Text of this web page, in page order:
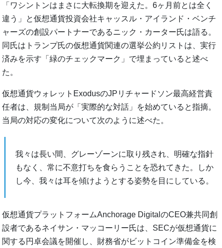
「ワシントンはまさに大転換期を迎えた。6ヶ月前とは全く
違う」と仮想通貨投資会社キャッスル・アイランド・ベンチ
ャーズの創設パートナーであるニック・カーター氏は語る。
同氏はトランプ氏の仮想通貨関連の選挙公約リストは、実行
済みを示す「緑のチェックマーク」で埋まっていると述べ
た。
仮想通貨ウォレットExodusのJPリチャードソン最高経営責
任者は、規制当局が「実際的な対話」を始めていると指摘。
当局の対応の変化について次のように述べた。
我々は長い間、グレーゾーンに取り残され、明確な指針
もなく、常に不意打ちを食らうことを恐れてきた。しか
し今、我々は耳を傾けようとする姿勢を目にしている。
仮想通貨プラットフォームAnchorage DigitalのCEO兼共同創
設者であるネイサン・マッコーリー氏は、SECが仮想通貨に
関する円卓会議を開催し、財務省がビットコイン準備金を検